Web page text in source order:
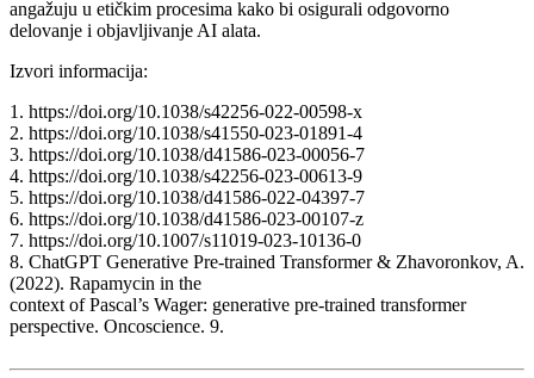
angažuju u etičkim procesima kako bi osigurali odgovorno
delovanje i objavljivanje AI alata.
Izvori informacija:
1. https://doi.org/10.1038/s42256-022-00598-x
2. https://doi.org/10.1038/s41550-023-01891-4
3. https://doi.org/10.1038/d41586-023-00056-7
4. https://doi.org/10.1038/s42256-023-00613-9
5. https://doi.org/10.1038/d41586-022-04397-7
6. https://doi.org/10.1038/d41586-023-00107-z
7. https://doi.org/10.1007/s11019-023-10136-0
8. ChatGPT Generative Pre-trained Transformer & Zhavoronkov, A.
(2022). Rapamycin in the
context of Pascal’s Wager: generative pre-trained transformer
perspective. Oncoscience. 9.